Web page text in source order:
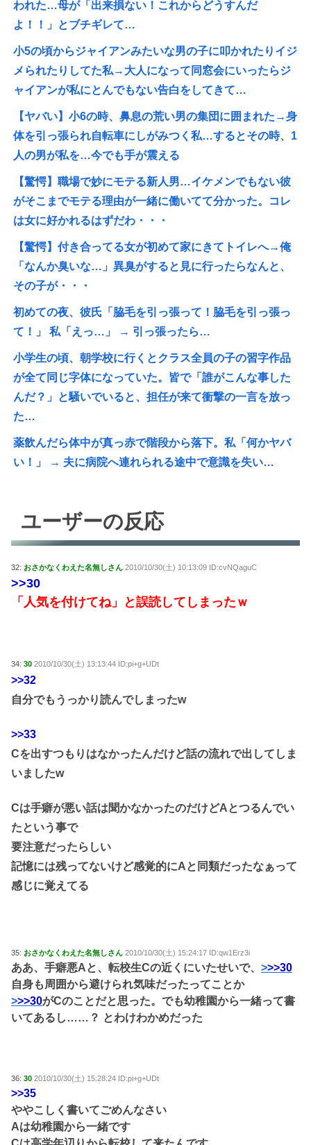
われた…母が「出来損ない！これからどうすんだ
よ！！」とブチギレて…
小5の頃からジャイアンみたいな男の子に叩かれたりイジ
メられたりしてた私→大人になって同窓会にいったらジ
ャイアンが私にとんでもない告白をしてきて…
【ヤバい】小6の時、鼻息の荒い男の集団に囲まれた→身
体を引っ張られ自転車にしがみつく私…するとその時、1
人の男が私を…今でも手が震える
【驚愕】職場で妙にモテる新人男…イケメンでもない彼
がそこまでモテる理由が一緒に働いてて分かった。コレ
は女に好かれるはずだわ・・・
【驚愕】付き合ってる女が初めて家にきてトイレへ→俺
「なんか臭いな…」異臭がすると見に行ったらなんと、
その子が・・・
初めての夜、彼氏「脇毛を引っ張って！脇毛を引っ張っ
て！」 私「えっ…」 → 引っ張ったら…
小学生の頃、朝学校に行くとクラス全員の子の習字作品
が全て同じ字体になっていた。皆で「誰がこんな事した
んだ？」と騒いでいると、担任が来て衝撃の一言を放っ
た…
薬飲んだら体中が真っ赤で階段から落下。私「何かヤバ
い！」 → 夫に病院へ連れられる途中で意識を失い…
ユーザーの反応
32: おさかなくわえた名無しさん 2010/10/30(土) 10:13:09 ID:cvNQaguC
>>30
「人気を付けてね」と誤読してしまったｗ
34: 30 2010/10/30(土) 13:13:44 ID:pi+g+UDt
>>32
自分でもうっかり読んでしまったw
>>33
Cを出すつもりはなかったんだけど話の流れで出してしま
いましたw
Cは手癖が悪い話は聞かなかったのだけどAとつるんでい
たという事で
要注意だったらしい
記憶には残ってないけど感覚的にAと同類だったなぁって
感じに覚えてる
35: おさかなくわえた名無しさん 2010/10/30(土) 15:24:17 ID:qw1Erz3i
ああ、手癖悪Aと、転校生Cの近くにいたせいで、 >>>30
自身も周囲から避けられ気味だったってことか
>>>30がCのことだと思った。でも幼稚園から一緒って書
いてあるし……？ とわけわかめだった
36: 30 2010/10/30(土) 15:28:24 ID:pi+g+UDt
>>35
ややこしく書いてごめんなさい
Aは幼稚園から一緒です